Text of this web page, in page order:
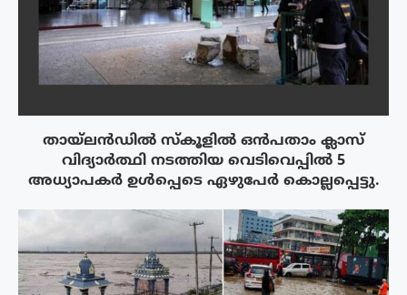
തായ്‌ലൻഡിൽ സ്കൂളിൽ ഒൻപതാം ക്ലാസ്
വിദ്യാർത്ഥി നടത്തിയ വെടിവെപ്പിൽ 5
അധ്യാപകർ ഉൾപ്പെടെ ഏഴുപേർ കൊല്ലപ്പെട്ടു.